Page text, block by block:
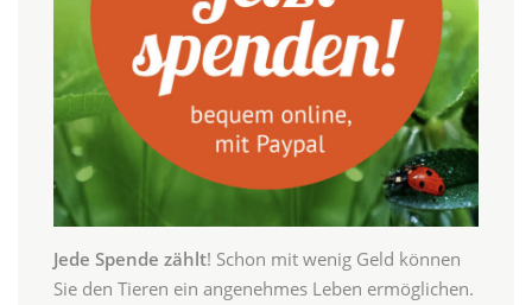
Jede Spende zählt! Schon mit wenig Geld können
Sie den Tieren ein angenehmes Leben ermöglichen.